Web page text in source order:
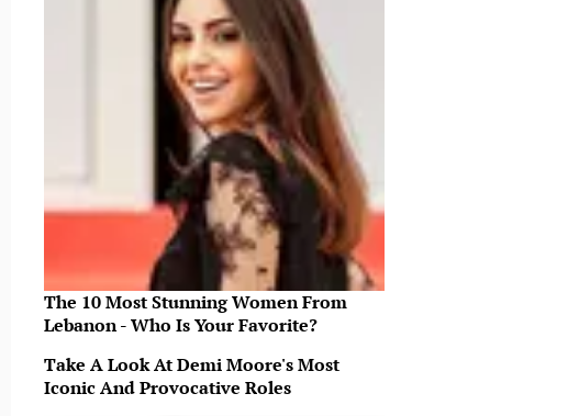
The 10 Most Stunning Women From
Lebanon - Who Is Your Favorite?
Take A Look At Demi Moore's Most
Iconic And Provocative Roles